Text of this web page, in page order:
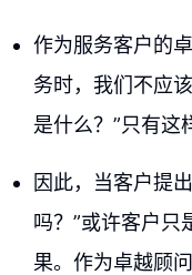
作为服务客户的
务时，我们不应
是什么？”只有这
因此，当客户提
吗？”或许客户
果。作为卓越顾